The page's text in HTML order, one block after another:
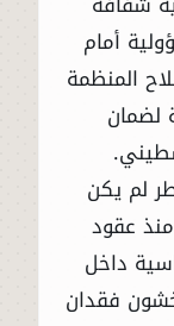
أمام
المنظمة
لضمان
لم يكن
عقود
داخل
فقدان